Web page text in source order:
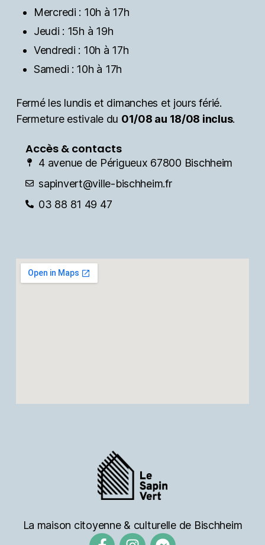
La maison citoyenne & culturelle de Bischheim
Mercredi : 10h à 17h
Jeudi : 15h à 19h
Vendredi : 10h à 17h
Samedi : 10h à 17h
Fermé les lundis et dimanches et jours férié.
Fermeture estivale du 01/08 au 18/08 inclus.
Accès & contacts
4 avenue de Périgueux 67800 Bischheim
sapinvert@ville-bischheim.fr
03 88 81 49 47